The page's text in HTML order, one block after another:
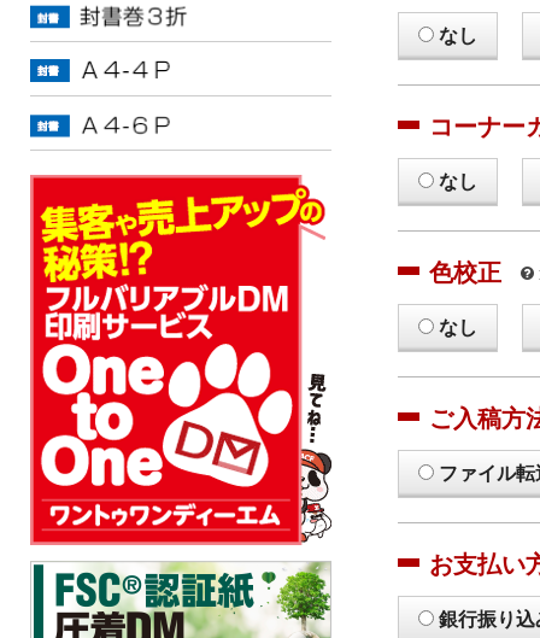
なし
コーナー
なし
色校正
なし
ご入稿方
ファイル
お支払い
銀行振り込